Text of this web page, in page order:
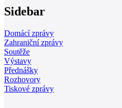
Sidebar
Domácí zprávy
Zahraniční zprávy
Soutěže
Výstavy
Přednášky
Rozhovory
Tiskové zprávy